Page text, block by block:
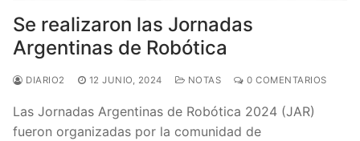
Se realizaron las Jornadas
Argentinas de Robótica
DIARIO2 12 JUNIO, 2024 NOTAS 0 COMENTARIOS
Las Jornadas Argentinas de Robótica 2024 (JAR)
fueron organizadas por la comunidad de